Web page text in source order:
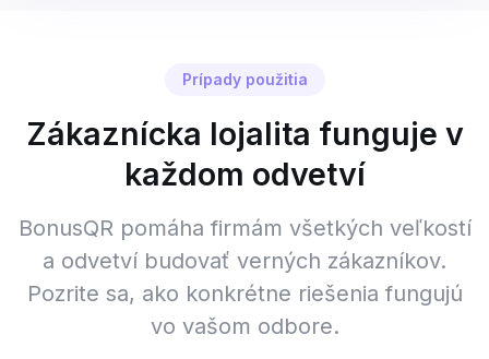
Prípady použitia
Zákaznícka lojalita funguje v
každom odvetví
BonusQR pomáha firmám všetkých veľkostí
a odvetví budovať verných zákazníkov.
Pozrite sa, ako konkrétne riešenia fungujú
vo vašom odbore.